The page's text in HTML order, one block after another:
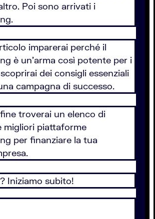
Poi sono arrivati i
imparerai perché il
è un’arma così potente per i
dei consigli essenziali
campagna di successo.
troverai un elenco di
migliori piattaforme
per finanziare la tua
Iniziamo subito!